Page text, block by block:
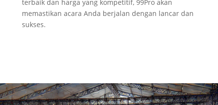
terbaik dan harga yang kompetitif, 99Pro akan
memastikan acara Anda berjalan dengan lancar dan
sukses.